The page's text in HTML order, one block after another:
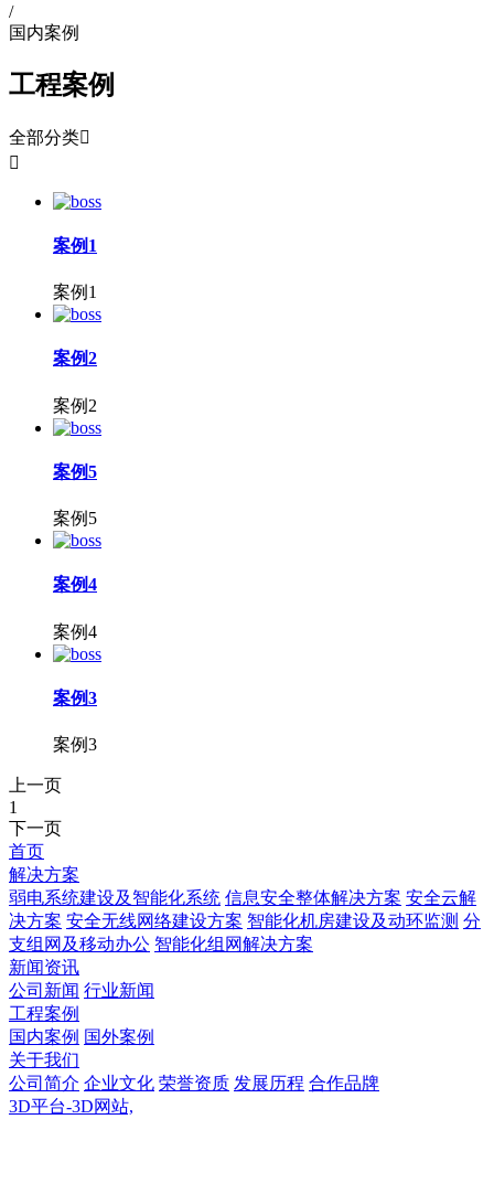
/
国内案例
工程案例
全部分类

案例1
案例1
案例2
案例2
案例5
案例5
案例4
案例4
案例3
案例3
上一页
1
下一页
首页
解决方案
弱电系统建设及智能化系统 信息安全整体解决方案 安全云解
决方案 安全无线网络建设方案 智能化机房建设及动环监测 分
支组网及移动办公 智能化组网解决方案
新闻资讯
公司新闻 行业新闻
工程案例
国内案例 国外案例
关于我们
公司简介 企业文化 荣誉资质 发展历程 合作品牌
3D平台-3D网站,